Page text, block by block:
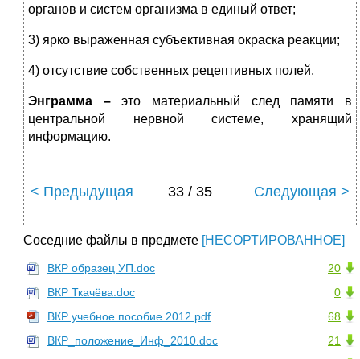
органов и систем организма в единый ответ;
3) ярко выраженная субъективная окраска реакции;
4) отсутствие собственных рецептивных полей.
Энграмма –это материальный след памяти в
центральной нервной системе, хранящий
информацию.
< Предыдущая 33 / 35 Следующая >
Соседние файлы в предмете [НЕСОРТИРОВАННОЕ]
20
ВКР образец УП.doc
0
ВКР Ткачёва.doc
68
ВКР учебное пособие 2012.pdf
21
ВКР_положение_Инф_2010.doc